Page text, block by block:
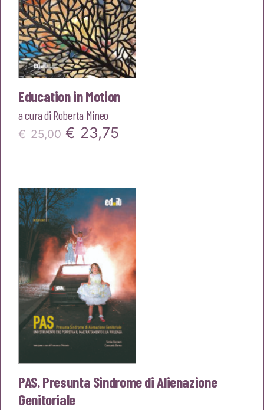
Education in Motion
a cura di Roberta Mineo
€ 25,00 Il
era:
€25,00.
€ 23,75
è:
€23,75.
PAS. Presunta Sindrome di Alienazione
Genitoriale